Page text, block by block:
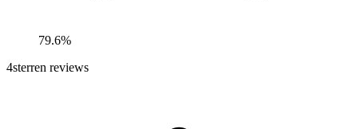
79.6%
4sterren reviews